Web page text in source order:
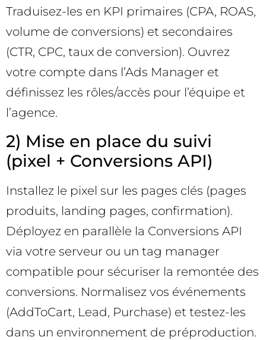
Traduisez-les en KPI primaires (CPA, ROAS,
volume de conversions) et secondaires
(CTR, CPC, taux de conversion). Ouvrez
votre compte dans l’Ads Manager et
définissez les rôles/accès pour l’équipe et
l’agence.
2) Mise en place du suivi
(pixel + Conversions API)
Installez le pixel sur les pages clés (pages
produits, landing pages, confirmation).
Déployez en parallèle la Conversions API
via votre serveur ou un tag manager
compatible pour sécuriser la remontée des
conversions. Normalisez vos événements
(AddToCart, Lead, Purchase) et testez-les
dans un environnement de préproduction.